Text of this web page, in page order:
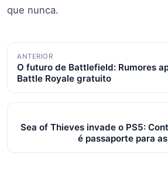
que nunca.
Navegação
de
posts
ANTERIOR
O futuro de Battlefield: Rumores
Battle Royale gratuito
Sea of Thieves invade o PS5:
é passaporte para